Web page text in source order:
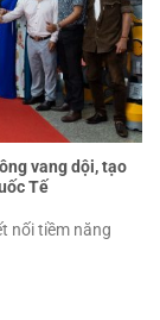
vang dội, tạo
Tế
nối tiềm năng